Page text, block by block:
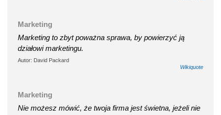
Marketing
Marketing to zbyt poważna sprawa, by powierzyć ją
działowi marketingu.
Autor: David Packard
Wikiquote
Marketing
Nie możesz mówić, że twoja firma jest świetna, jeżeli nie